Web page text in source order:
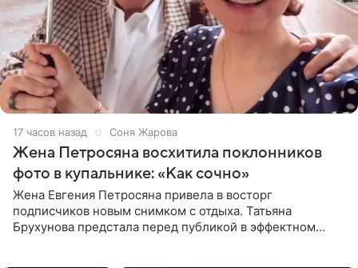
17 часов назад Соня Жарова
Жена Петросяна восхитила поклонников
фото в купальнике: «Как сочно»
Жена Евгения Петросяна привела в восторг
подписчиков новым снимком с отдыха. Татьяна
Брухунова предстала перед публикой в эффектном